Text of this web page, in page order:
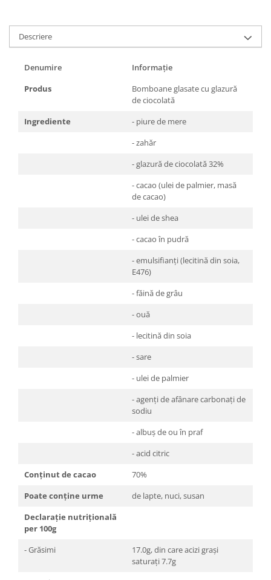
Descriere
Denumire
Informație
Produs
Bomboane glasate cu glazură
de ciocolată
Ingrediente
- piure de mere
- zahăr
- glazură de ciocolată 32%
- cacao (ulei de palmier, masă
de cacao)
- ulei de shea
- cacao în pudră
- emulsifianți (lecitină din soia,
E476)
- făină de grâu
- ouă
- lecitină din soia
- sare
- ulei de palmier
- agenți de afânare carbonați de
sodiu
- albuș de ou în praf
- acid citric
Conținut de cacao
70%
Poate conține urme
de lapte, nuci, susan
Declarație nutrițională
per 100g
- Grăsimi
17.0g, din care acizi grași
saturați 7.7g